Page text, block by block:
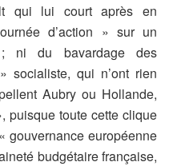
qui lui court après en
d’action » sur un
ni du bavardage des
socialiste, qui n’ont rien
Aubry ou Hollande,
puisque toute cette clique
gouvernance européenne
budgétaire française,